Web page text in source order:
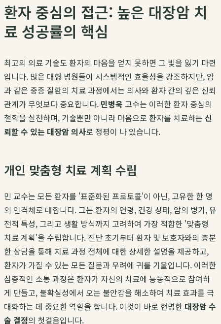
환자 중심의 접근: 높은 대장암 치
료 성공률의 핵심
최고의 의료 기술도 환자의 마음을 얻지 못하면 그 빛을 잃기 마련
입니다. 많은 대형 병원들이 시스템적인 효율성을 강조하지만, 암
과 같은 중증 질환의 치료 과정에서는 의사와 환자 간의 깊은 신뢰
관계가 무엇보다 중요합니다. 민병욱 교수는 이러한 환자 중심의
철학을 실천하며, 기술뿐만 아니라 마음으로 환자를 치료하는 신
뢰할 수 있는 대장암 의사로 정평이 나 있습니다.
개인 맞춤형 치료 계획 수립
민 교수는 모든 환자를 '표준화된 프로토콜'이 아닌, 고유한 한 명
의 인격체로 대합니다. 그는 환자의 연령, 건강 상태, 암의 병기, 유
전적 특성, 그리고 생활 방식까지 고려하여 가장 적합한 '맞춤형
치료 계획'을 수립합니다. 진단 초기부터 환자 및 보호자와의 충분
한 상담을 통해 치료 과정 전체에 대한 상세한 설명을 제공하고,
환자가 가질 수 있는 모든 질문과 우려에 귀를 기울입니다. 이러한
심층적인 소통 과정은 환자가 자신의 치료에 능동적으로 참여하
게 만들고, 불확실성에서 오는 불안감을 해소하여 치료 효과를 극
대화하는 데 중요한 역할을 합니다. 이것이 바로 현명한 대장암 수
술 결정의 첫걸음입니다.